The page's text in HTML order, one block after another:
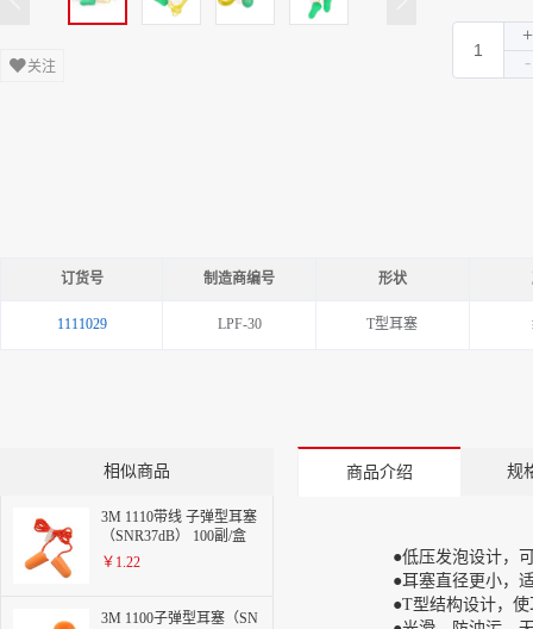
关注
订货号 制造商编号 形状
1111029 LPF-30 T型耳塞
相似商品
3M 1110带线 子弹型耳塞
（SNR37dB） 100副/盒
￥1.22
3M 1100子弹型耳塞（SN
商品介绍 规
●低压发泡设计，
●耳塞直径更小，
●T型结构设计，